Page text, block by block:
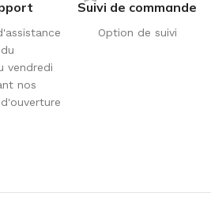
du
vendredi
nos
Suivi de commande
Option de suivi